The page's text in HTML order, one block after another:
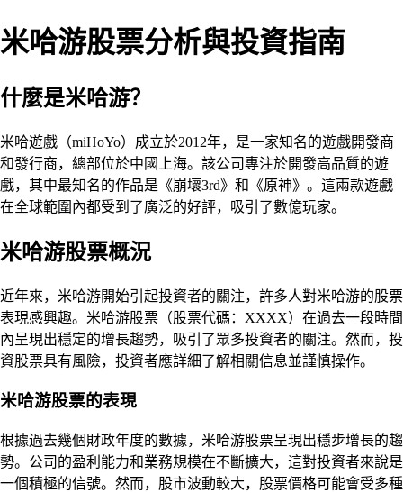
米哈游股票分析與投資指南
什麼是米哈游？
米哈遊戲（miHoYo）成立於2012年，是一家知名的遊戲開發商
和發行商，總部位於中國上海。該公司專注於開發高品質的遊
戲，其中最知名的作品是《崩壞3rd》和《原神》。這兩款遊戲
在全球範圍內都受到了廣泛的好評，吸引了數億玩家。
米哈游股票概況
近年來，米哈游開始引起投資者的關注，許多人對米哈游的股票
表現感興趣。米哈游股票（股票代碼：XXXX）在過去一段時間
內呈現出穩定的增長趨勢，吸引了眾多投資者的關注。然而，投
資股票具有風險，投資者應詳細了解相關信息並謹慎操作。
米哈游股票的表現
根據過去幾個財政年度的數據，米哈游股票呈現出穩步增長的趨
勢。公司的盈利能力和業務規模在不斷擴大，這對投資者來說是
一個積極的信號。然而，股市波動較大，股票價格可能會受多種